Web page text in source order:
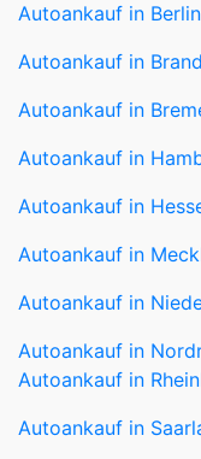
Autoankauf in Berlin
Autoankauf in
Autoankauf in
Autoankauf in
Autoankauf in
Autoankauf in
Autoankauf in
Autoankauf in
Autoankauf in
Autoankauf in